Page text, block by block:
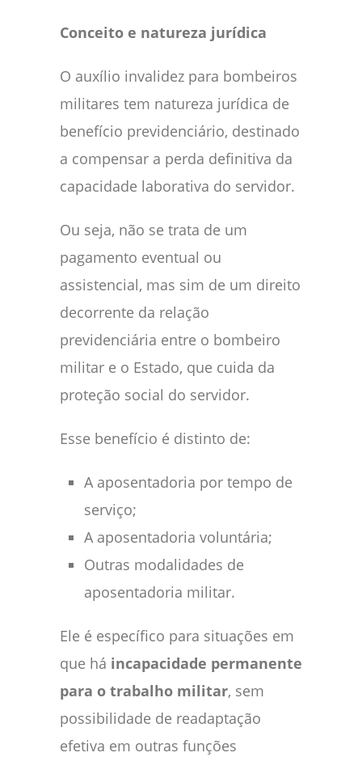
Conceito e natureza jurídica
O auxílio invalidez para bombeiros
militares tem natureza jurídica de
benefício previdenciário, destinado
a compensar a perda definitiva da
capacidade laborativa do servidor.
Ou seja, não se trata de um
pagamento eventual ou
assistencial, mas sim de um direito
decorrente da relação
previdenciária entre o bombeiro
militar e o Estado, que cuida da
proteção social do servidor.
Esse benefício é distinto de:
A aposentadoria por tempo de
serviço;
A aposentadoria voluntária;
Outras modalidades de
aposentadoria militar.
Ele é específico para situações em
que há incapacidade permanente
para o trabalho militar, sem
possibilidade de readaptação
efetiva em outras funções